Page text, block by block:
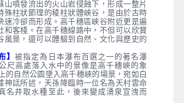
山噴發流出的火山岩侵蝕下，形成一整片
殊柱狀節理的稜柱狀體峽谷，是由於古時
速冷卻而形成。高千穗區峽谷附近更是遍
和客棧。在高千穗線路中，不但可以欣賞
風景，還可以體驗到自然、文化與歷史的
】被指定為日本瀑布百選之一的著名瀑
尺高處落入水中的景像是高千穗峽的象
的自然公園墜入高千穗峽的場景，宛如白
神話所述，天孫降臨時一位名為天村雲命
名井取水種至此，後來變成湧泉宣洩而